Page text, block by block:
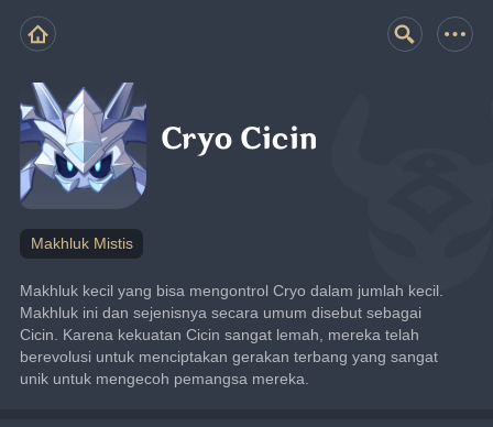
Cryo Cicin
Makhluk Mistis
Makhluk kecil yang bisa mengontrol Cryo dalam jumlah kecil.
Makhluk ini dan sejenisnya secara umum disebut sebagai
Cicin. Karena kekuatan Cicin sangat lemah, mereka telah
berevolusi untuk menciptakan gerakan terbang yang sangat
unik untuk mengecoh pemangsa mereka.